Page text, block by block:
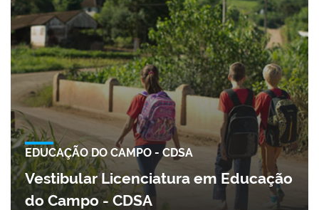
EDUCAÇÃO DO CAMPO - CDSA
Vestibular Licenciatura em Educação
do Campo - CDSA